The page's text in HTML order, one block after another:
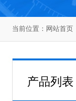
当前位置： 网站首页
产品列表